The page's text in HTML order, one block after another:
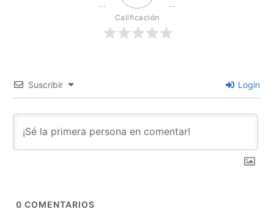
Calificación
Suscribir Login
0 COMENTARIOS